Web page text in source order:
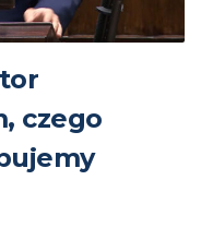
czego